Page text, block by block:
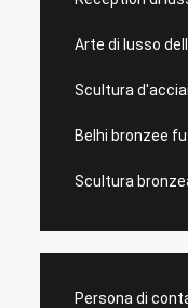
Arte di lusso
Scultura
Belhi bronzee
Scultura
Persona di